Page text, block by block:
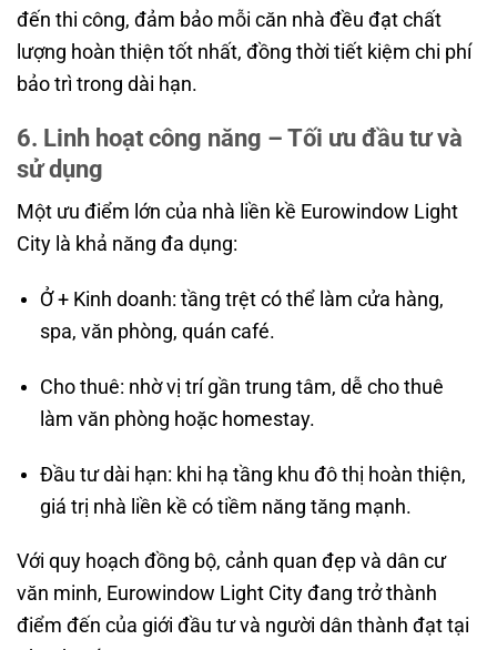
đến thi công, đảm bảo mỗi căn nhà đều đạt chất
lượng hoàn thiện tốt nhất, đồng thời tiết kiệm chi phí
bảo trì trong dài hạn.
6. Linh hoạt công năng – Tối ưu đầu tư và
sử dụng
Một ưu điểm lớn của nhà liền kề Eurowindow Light
City là khả năng đa dụng:
Ở + Kinh doanh: tầng trệt có thể làm cửa hàng,
spa, văn phòng, quán café.
Cho thuê: nhờ vị trí gần trung tâm, dễ cho thuê
làm văn phòng hoặc homestay.
Đầu tư dài hạn: khi hạ tầng khu đô thị hoàn thiện,
giá trị nhà liền kề có tiềm năng tăng mạnh.
Với quy hoạch đồng bộ, cảnh quan đẹp và dân cư
văn minh, Eurowindow Light City đang trở thành
điểm đến của giới đầu tư và người dân thành đạt tại